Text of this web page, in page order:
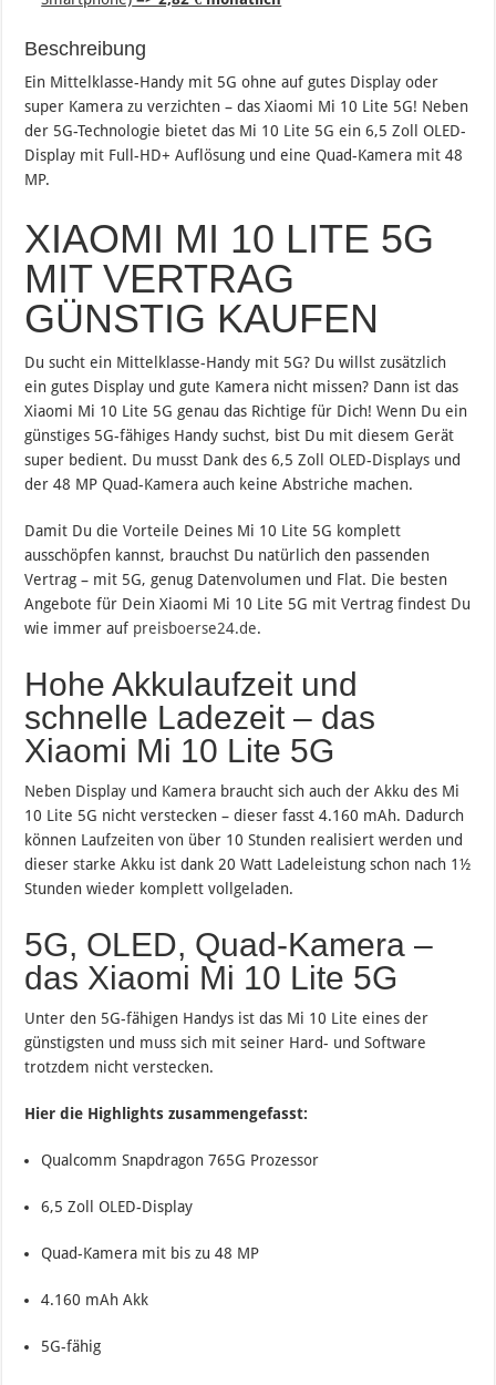
Beschreibung
Ein Mittelklasse-Handy mit 5G ohne auf gutes Display oder
super Kamera zu verzichten – das Xiaomi Mi 10 Lite 5G! Neben
der 5G-Technologie bietet das Mi 10 Lite 5G ein 6,5 Zoll OLED-
Display mit Full-HD+ Auflösung und eine Quad-Kamera mit 48
MP.
XIAOMI MI 10 LITE 5G
MIT VERTRAG
GÜNSTIG KAUFEN
Du sucht ein Mittelklasse-Handy mit 5G? Du willst zusätzlich
ein gutes Display und gute Kamera nicht missen? Dann ist das
Xiaomi Mi 10 Lite 5G genau das Richtige für Dich! Wenn Du ein
günstiges 5G-fähiges Handy suchst, bist Du mit diesem Gerät
super bedient. Du musst Dank des 6,5 Zoll OLED-Displays und
der 48 MP Quad-Kamera auch keine Abstriche machen.
Damit Du die Vorteile Deines Mi 10 Lite 5G komplett
ausschöpfen kannst, brauchst Du natürlich den passenden
Vertrag – mit 5G, genug Datenvolumen und Flat. Die besten
Angebote für Dein Xiaomi Mi 10 Lite 5G mit Vertrag findest Du
wie immer auf preisboerse24.de.
Hohe Akkulaufzeit und
schnelle Ladezeit – das
Xiaomi Mi 10 Lite 5G
Neben Display und Kamera braucht sich auch der Akku des Mi
10 Lite 5G nicht verstecken – dieser fasst 4.160 mAh. Dadurch
können Laufzeiten von über 10 Stunden realisiert werden und
dieser starke Akku ist dank 20 Watt Ladeleistung schon nach 1½
Stunden wieder komplett vollgeladen.
5G, OLED, Quad-Kamera –
das Xiaomi Mi 10 Lite 5G
Unter den 5G-fähigen Handys ist das Mi 10 Lite eines der
günstigsten und muss sich mit seiner Hard- und Software
trotzdem nicht verstecken.
Hier die Highlights zusammengefasst:
Qualcomm Snapdragon 765G Prozessor
6,5 Zoll OLED-Display
Quad-Kamera mit bis zu 48 MP
4.160 mAh Akk
5G-fähig